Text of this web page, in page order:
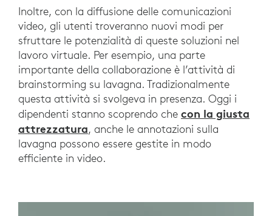
Inoltre, con la diffusione delle comunicazioni
video, gli utenti troveranno nuovi modi per
sfruttare le potenzialità di queste soluzioni nel
lavoro virtuale. Per esempio, una parte
importante della collaborazione è l’attività di
brainstorming su lavagna. Tradizionalmente
questa attività si svolgeva in presenza. Oggi i
dipendenti stanno scoprendo che con la giusta
attrezzatura, anche le annotazioni sulla
lavagna possono essere gestite in modo
efficiente in video.